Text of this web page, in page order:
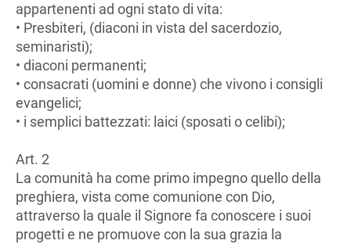
appartenenti ad ogni stato di vita:
• Presbiteri, (diaconi in vista del sacerdozio,
seminaristi);
• diaconi permanenti;
• consacrati (uomini e donne) che vivono i consigli
evangelici;
• i semplici battezzati: laici (sposati o celibi);
Art. 2
La comunità ha come primo impegno quello della
preghiera, vista come comunione con Dio,
attraverso la quale il Signore fa conoscere i suoi
progetti e ne promuove con la sua grazia la